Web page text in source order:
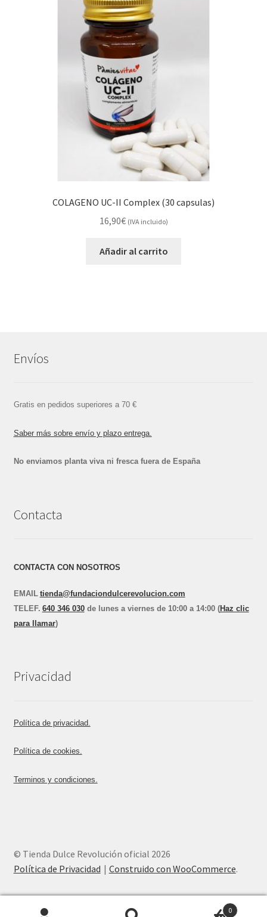
COLAGENO UC-II Complex (30 capsulas)
16,90€ (IVA incluido)
Añadir al carrito
Envíos
Gratis en pedidos superiores a 70 €
Saber más sobre envío y plazo entrega.
No enviamos planta viva ni fresca fuera de España
Contacta
CONTACTA CON NOSOTROS
EMAIL tienda@fundaciondulcerevolucion.com
TELE F. 640 346 030de lunes a viernes de 10:00 a 14:00 (Haz clic
para llamar)
Privacidad
Política de privacidad.
Política de cookies.
Terminos y condiciones.
© Tienda Dulce Revolución oficial 2026
Política de Privacidad
Construido con WooCommerce.
0